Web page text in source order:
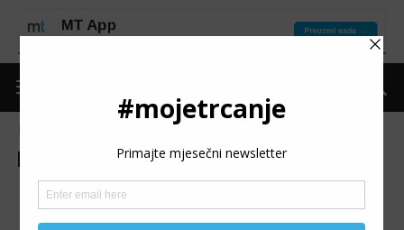
Izdvojeno MT reflektor
MT REFLEKTOR: Alma
Hrnjić